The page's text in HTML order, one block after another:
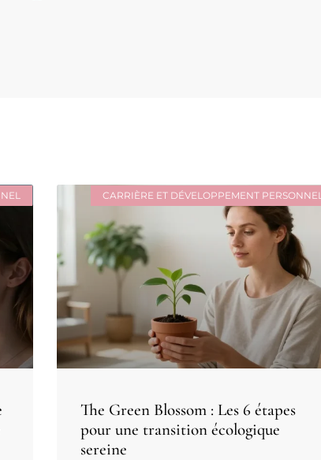
CARRIÈRE ET DÉVELOPPEMENT PERSONNEL
The Green Blossom : Les 6 étapes
pour une transition écologique
sereine